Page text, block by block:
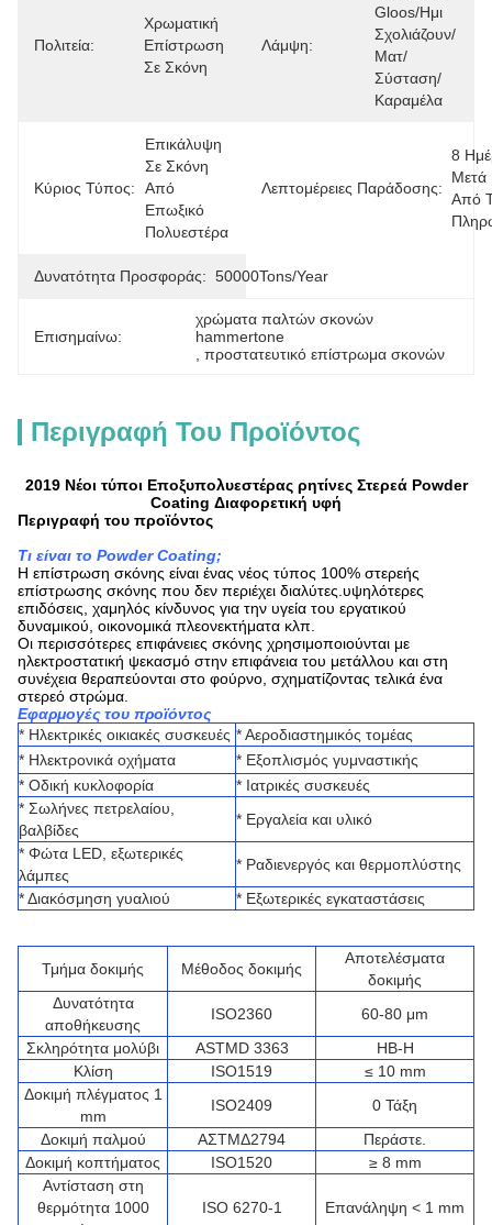
Πολιτεία:
Χρωματική
Επίστρωση
Σε Σκόνη
Λάμψη:
Gloos/ημι
Σχολιάζουν/
Ματ/
Σύσταση/
Καραμέλα
Κύριος Τύπος:
Επικάλυψη
Σε Σκόνη
Από
Επωξικό
Πολυεστέρα
Λεπτομέρειες Παράδοσης:
8
Μετά
Από
Δυνατότητα Προσφοράς: 50000Tons/Year
Επισημαίνω:
χρώματα παλτών σκονών
hammertone
, προστατευτικό επίστρωμα σκονών
Περιγραφή Του Προϊόντος
2019 Νέοι τύποι Εποξυπολυεστέρας ρητίνες Στερεά Powder
Coating Διαφορετική υφή
Περιγραφή του προϊόντος
Τι είναι το Powder Coating;
Η επίστρωση σκόνης είναι ένας νέος τύπος 100% στερεής
επίστρωσης σκόνης που δεν περιέχει διαλύτες.υψηλότερες
επιδόσεις, χαμηλός κίνδυνος για την υγεία του εργατικού
δυναμικού, οικονομικά πλεονεκτήματα κλπ.
Οι περισσότερες επιφάνειες σκόνης χρησιμοποιούνται με
ηλεκτροστατική ψεκασμό στην επιφάνεια του μετάλλου και στη
συνέχεια θεραπεύονται στο φούρνο, σχηματίζοντας τελικά ένα
στερεό στρώμα.
Εφαρμογές του προϊόντος
* Ηλεκτρικές οικιακές συσκευές * Αεροδιαστημικός τομέας
* Ηλεκτρονικά οχήματα
* Εξοπλισμός γυμναστικής
* Οδική κυκλοφορία
* Ιατρικές συσκευές
* Σωλήνες πετρελαίου,
βαλβίδες
* Εργαλεία και υλικό
* Φώτα LED, εξωτερικές
λάμπες
* Ραδιενεργός και θερμοπλύστης
* Διακόσμηση γυαλιού
* Εξωτερικές εγκαταστάσεις
Τμήμα δοκιμής Μέθοδος δοκιμής
Αποτελέσματα
δοκιμής
Δυνατότητα
αποθήκευσης
ISO2360
60-80 μm
Σκληρότητα μολύβι
ASTMD 3363
HB-H
Κλίση
ISO1519
≤ 10 mm
Δοκιμή πλέγματος 1
mm
ISO2409
0 Τάξη
Δοκιμή παλμού
ΑΣTMΔ2794
Περάστε.
Δοκιμή κοπτήματος
ISO1520
≥ 8 mm
Αντίσταση στη
θερμότητα 1000
ISO 6270-1 Επανάληψη < 1 mm